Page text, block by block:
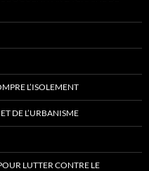
L’ISOLEMENT
DE L’URBANISME
LUTTER CONTRE LE